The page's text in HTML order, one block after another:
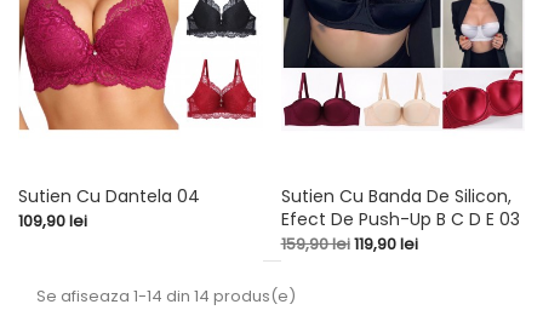
Sutien Cu Dantela 04
Pret
109,90 lei
Sutien Cu Banda De Silicon,
Efect De Push-Up B C D E 03
Pret
de
baza
159,90 leiPret
119,90 lei
Se afiseaza 1-14 din 14 produs(e)